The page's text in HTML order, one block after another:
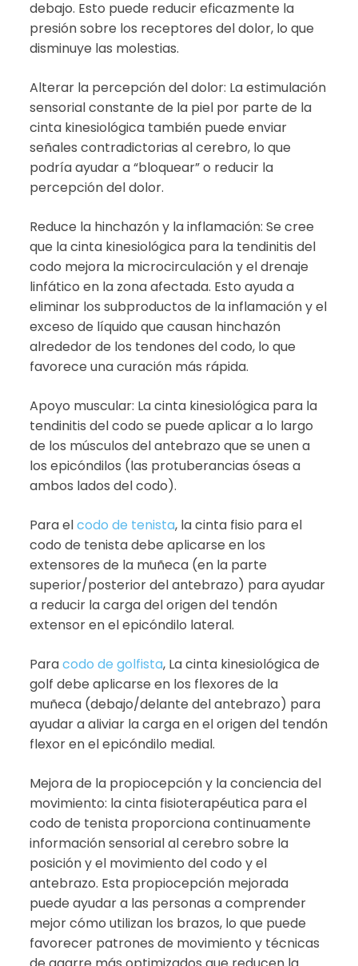
debajo. Esto puede reducir eficazmente la
presión sobre los receptores del dolor, lo que
disminuye las molestias.
Alterar la percepción del dolor: La estimulación
sensorial constante de la piel por parte de la
cinta kinesiológica también puede enviar
señales contradictorias al cerebro, lo que
podría ayudar a “bloquear” o reducir la
percepción del dolor.
Reduce la hinchazón y la inflamación: Se cree
que la cinta kinesiológica para la tendinitis del
codo mejora la microcirculación y el drenaje
linfático en la zona afectada. Esto ayuda a
eliminar los subproductos de la inflamación y el
exceso de líquido que causan hinchazón
alrededor de los tendones del codo, lo que
favorece una curación más rápida.
Apoyo muscular: La cinta kinesiológica para la
tendinitis del codo se puede aplicar a lo largo
de los músculos del antebrazo que se unen a
los epicóndilos (las protuberancias óseas a
ambos lados del codo).
Para elcodo de tenista, la cinta fisio para el
codo de tenista debe aplicarse en los
extensores de la muñeca (en la parte
superior/posterior del antebrazo) para ayudar
a reducir la carga del origen del tendón
extensor en el epicóndilo lateral.
Paracodo de golfista, La cinta kinesiológica de
golf debe aplicarse en los flexores de la
muñeca (debajo/delante del antebrazo) para
ayudar a aliviar la carga en el origen del tendón
flexor en el epicóndilo medial.
Mejora de la propiocepción y la conciencia del
movimiento: la cinta fisioterapéutica para el
codo de tenista proporciona continuamente
información sensorial al cerebro sobre la
posición y el movimiento del codo y el
antebrazo. Esta propiocepción mejorada
puede ayudar a las personas a comprender
mejor cómo utilizan los brazos, lo que puede
favorecer patrones de movimiento y técnicas